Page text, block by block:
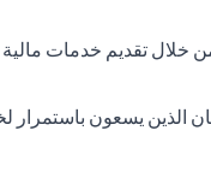
خلال تقديم خدمات مالية
الذين يسعون